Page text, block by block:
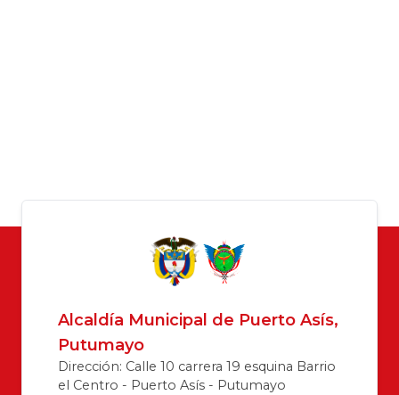
Alcaldía Municipal de Puerto Asís,
Putumayo
Dirección: Calle 10 carrera 19 esquina Barrio
el Centro - Puerto Asís - Putumayo